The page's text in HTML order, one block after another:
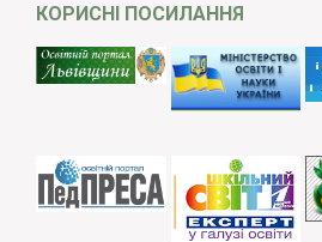
КОРИСНІ ПОСИЛАННЯ